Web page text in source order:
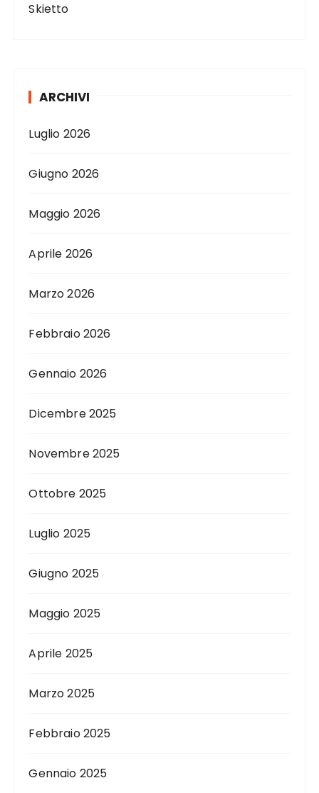
Skietto
ARCHIVI
Luglio 2026
Giugno 2026
Maggio 2026
Aprile 2026
Marzo 2026
Febbraio 2026
Gennaio 2026
Dicembre 2025
Novembre 2025
Ottobre 2025
Luglio 2025
Giugno 2025
Maggio 2025
Aprile 2025
Marzo 2025
Febbraio 2025
Gennaio 2025